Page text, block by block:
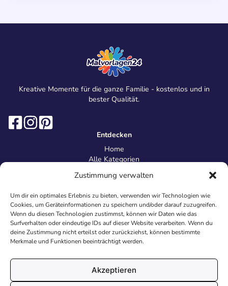
Zustimmung verwalten
Um dir ein optimales Erlebnis zu bieten, verwenden wir Technologien wie
Cookies, um Geräteinformationen zu speichern und/oder darauf zuzugreifen.
Wenn du diesen Technologien zustimmst, können wir Daten wie das
Surfverhalten oder eindeutige IDs auf dieser Website verarbeiten. Wenn du
deine Zustimmung nicht erteilst oder zurückziehst, können bestimmte
Merkmale und Funktionen beeinträchtigt werden.
Akzeptieren
Kreative Momente für die ganze Familie - kostenlos und in
bester Qualität.
Entdecken
Home
Alle Kategorien
Information
Über uns
Kontakt
Inhaltsrichtlinien
Recht & Datenschutz
Impressum
AGB
Cookies